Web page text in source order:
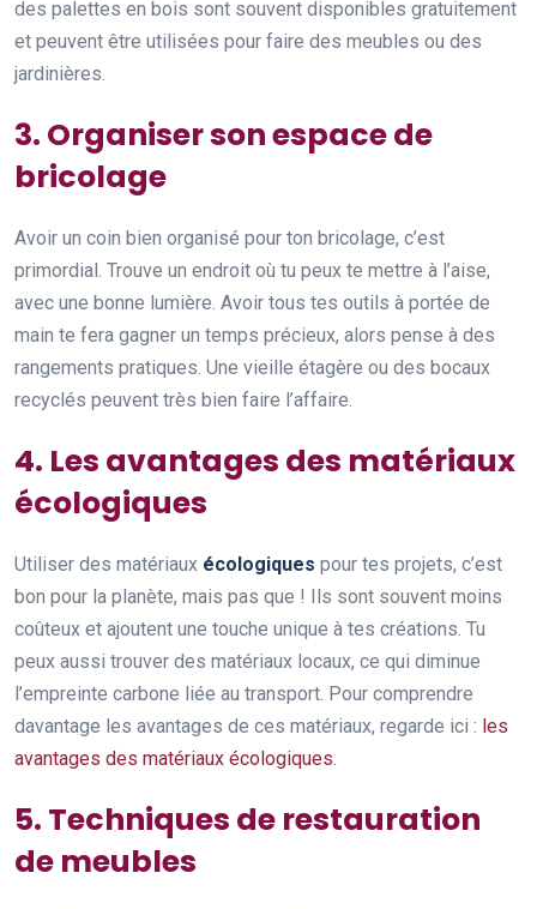
des palettes en bois sont souvent disponibles gratuitement
et peuvent être utilisées pour faire des meubles ou des
jardinières.
3. Organiser son espace de
bricolage
Avoir un coin bien organisé pour ton bricolage, c’est
primordial. Trouve un endroit où tu peux te mettre à l’aise,
avec une bonne lumière. Avoir tous tes outils à portée de
main te fera gagner un temps précieux, alors pense à des
rangements pratiques. Une vieille étagère ou des bocaux
recyclés peuvent très bien faire l’affaire.
4. Les avantages des matériaux
écologiques
Utiliser des matériaux écologiques pour tes projets, c’est
bon pour la planète, mais pas que ! Ils sont souvent moins
coûteux et ajoutent une touche unique à tes créations. Tu
peux aussi trouver des matériaux locaux, ce qui diminue
l’empreinte carbone liée au transport. Pour comprendre
davantage les avantages de ces matériaux, regarde ici : les
avantages des matériaux écologiques.
5. Techniques de restauration
de meubles